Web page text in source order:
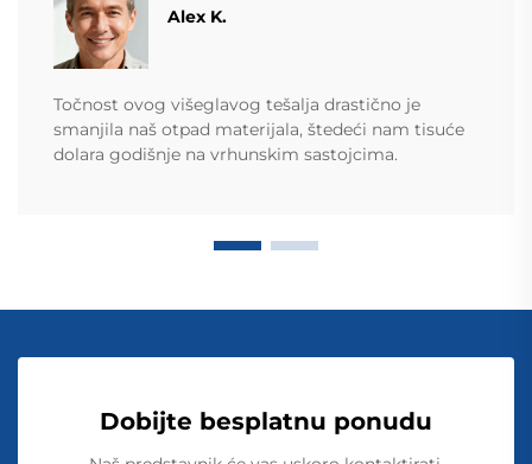
Alex K.
Točnost ovog višeglavog tešalja drastično je
smanjila naš otpad materijala, štedeći nam tisuće
dolara godišnje na vrhunskim sastojcima.
Dobijte besplatnu ponudu